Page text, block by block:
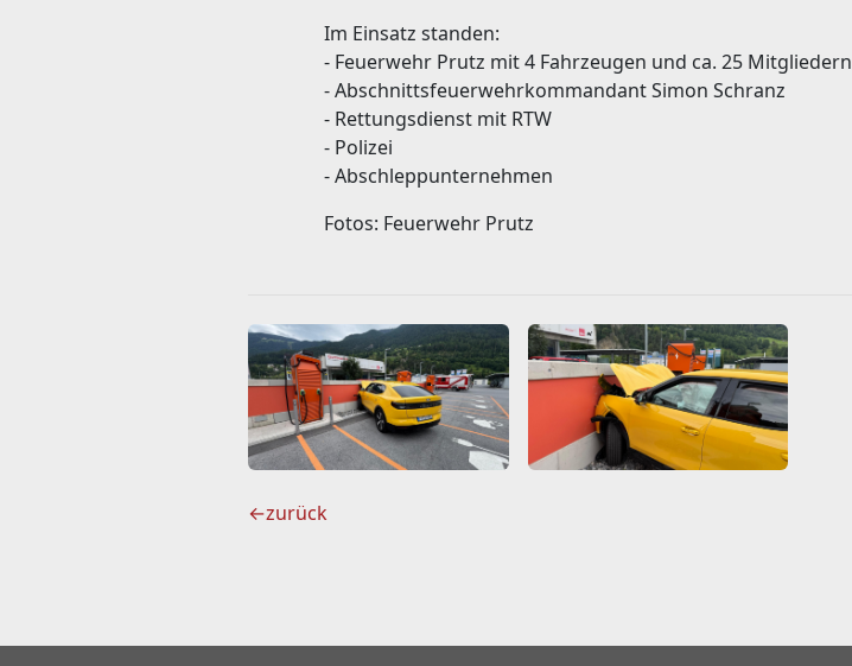
Im Einsatz standen:
- Feuerwehr Prutz mit 4 Fahrzeugen und ca. 25 Mitgliedern
- Abschnittsfeuerwehrkommandant Simon Schranz
- Rettungsdienst mit RTW
- Polizei
- Abschleppunternehmen
Fotos: Feuerwehr Prutz
←zurück